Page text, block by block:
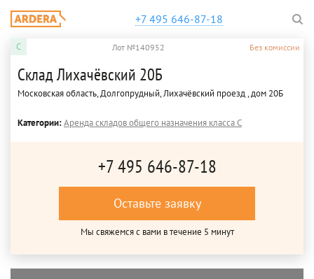
+7 495 646-87-18
C Лот №140952 Без комиссии
Склад Лихачёвский 20Б
Московская область, Долгопрудный, Лихачёвский проезд , дом 20Б
Категории:Аренда складов общего назначения класса C
+7 495 646-87-18
Оставьте заявку
Мы свяжемся с вами в течение 5 минут